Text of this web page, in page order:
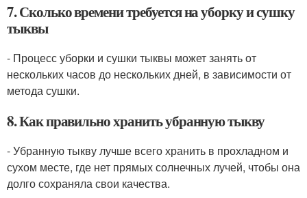
7. Сколько времени требуется на уборку и сушку
тыквы
- Процесс уборки и сушки тыквы может занять от
нескольких часов до нескольких дней, в зависимости от
метода сушки.
8. Как правильно хранить убранную тыкву
- Убранную тыкву лучше всего хранить в прохладном и
сухом месте, где нет прямых солнечных лучей, чтобы она
долго сохраняла свои качества.